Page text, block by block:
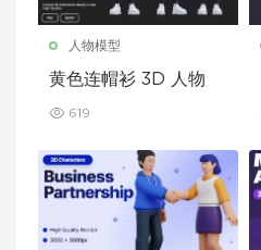
人物模型
黄色连帽衫 3D 人物
619